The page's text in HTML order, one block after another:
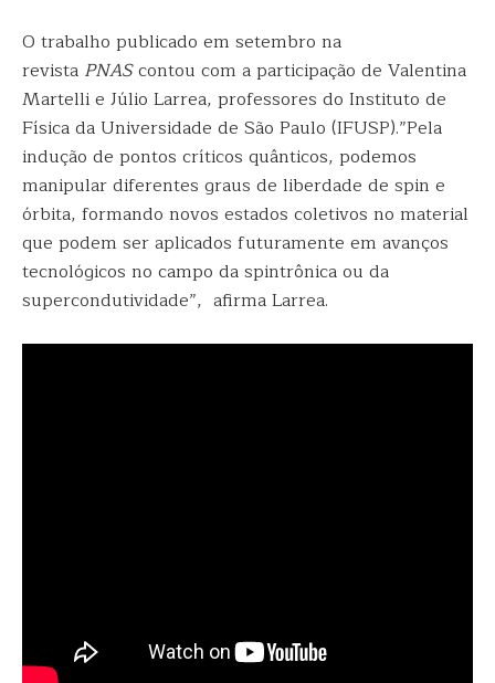
O trabalho publicado em setembro na
revista PNAScontou com a participação de Valentina
Martelli e Júlio Larrea, professores do Instituto de
Física da Universidade de São Paulo (IFUSP).”Pela
indução de pontos críticos quânticos, podemos
manipular diferentes graus de liberdade de spin e
órbita, formando novos estados coletivos no material
que podem ser aplicados futuramente em avanços
tecnológicos no campo da spintrônica ou da
supercondutividade”, afirma Larrea.